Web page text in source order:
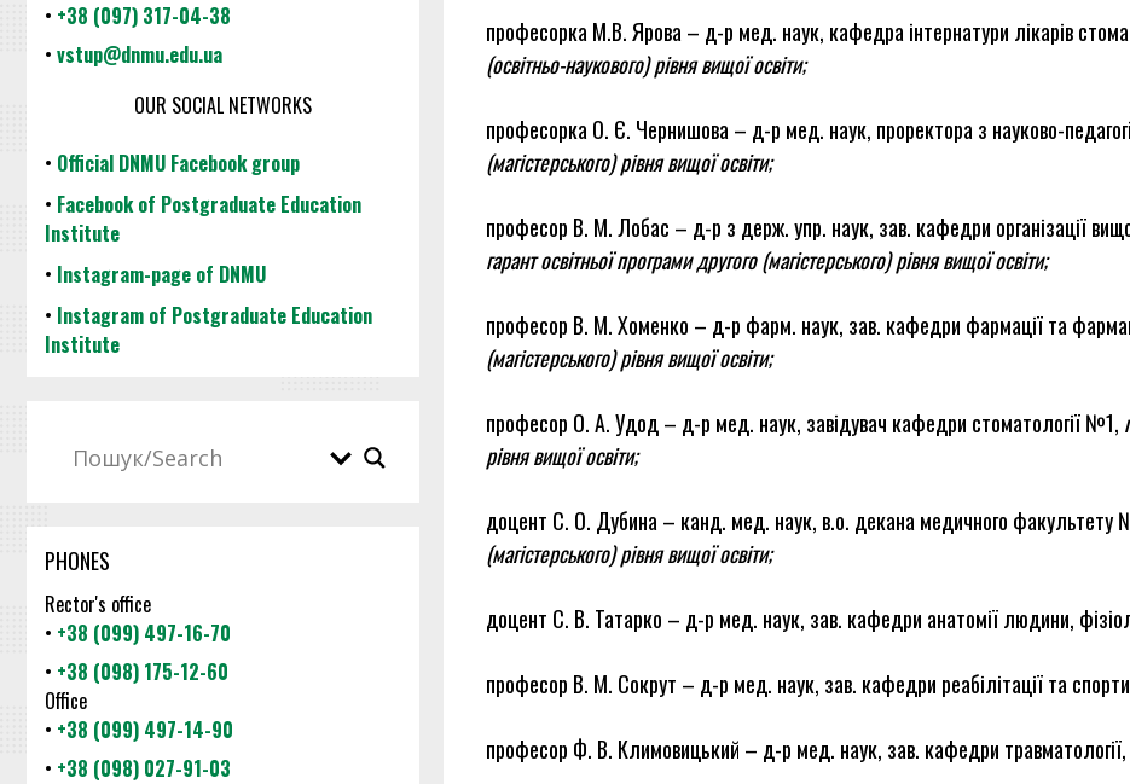
професорка М.В. Ярова – д-р мед. наук, кафедра інтернатури лікарів
(освітньо-наукового) рівня вищої освіти;
професорка О. Є. Чернишова – д-р мед. наук, проректора з науково-
(магістерського) рівня вищої освіти;
професор В. М. Лобас – д-р з держ. упр. наук, зав. кафедри організації
гарант освітньої програми другого (магістерського) рівня вищої освіти;
професор В. М. Хоменко – д-р фарм. наук, зав. кафедри фармації та
(магістерського) рівня вищої освіти;
професор О. А. Удод – д-р мед. наук, завідувач кафедри стоматології №1,
рівня вищої освіти;
доцент С. О. Дубина – канд. мед. наук, в.о. декана медичного факультету
(магістерського) рівня вищої освіти;
доцент С. В. Татарко – д-р мед. наук, зав. кафедри анатомії людини,
професор В. М. Сокрут – д-р мед. наук, зав. кафедри реабілітації та
професор Ф. В. Климовицький – д-р мед. наук, зав. кафедри травматології,
• +38 (097) 317-04-38
• vstup@dnmu.edu.ua
OUR SOCIAL NETWORKS
• Official DNMU Facebook group
• Facebook of Postgraduate Education
Institute
• Instagram-page of DNMU
• Instagram of Postgraduate Education
Institute
PHONES
Rector's office
• +38 (099) 497-16-70
• +38 (098) 175-12-60
Office
• +38 (099) 497-14-90
• +38 (098) 027-91-03